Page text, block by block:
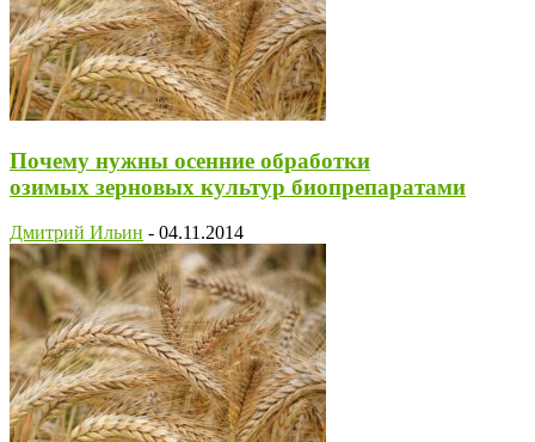
Почему нужны осенние обработки
озимых зерновых культур биопрепаратами
Дмитрий Ильин - 04.11.2014